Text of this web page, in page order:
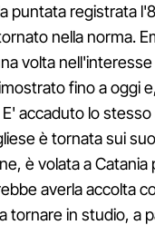
puntata registrata
nella norma.
volta
fino a oggi
accaduto lo
è tornata sui
è volata a
averla accolta
tornare in studio, a